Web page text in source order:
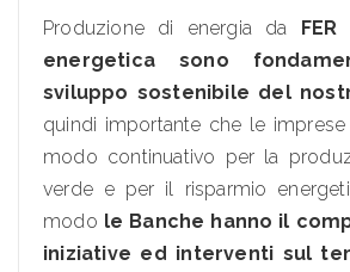
Produzione di energia da
energetica sono
sviluppo sostenibile del
quindi importante che le
modo continuativo per la
verde e per il risparmio
modo le Banche hanno il
iniziative ed interventi sul